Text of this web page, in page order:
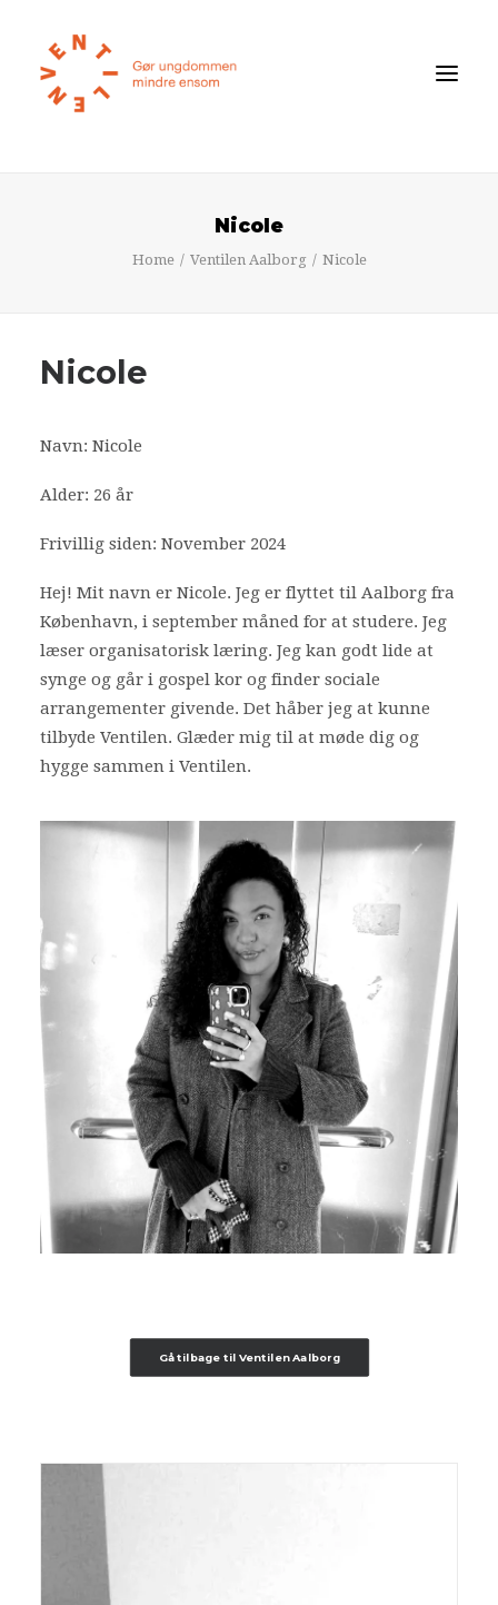
Ventilens Efterårstur 2026
Shop
Bliv frivillig
Search
Cart
Nicole
Home Ventilen Aalborg Nicole
Nicole
Navn: Nicole
Alder: 26 år
Frivillig siden: November 2024
Hej! Mit navn er Nicole. Jeg er flyttet til Aalborg fra
København, i september måned for at studere. Jeg
læser organisatorisk læring. Jeg kan godt lide at
synge og går i gospel kor og finder sociale
arrangementer givende. Det håber jeg at kunne
tilbyde Ventilen. Glæder mig til at møde dig og
hygge sammen i Ventilen.
Gå tilbage til Ventilen Aalborg